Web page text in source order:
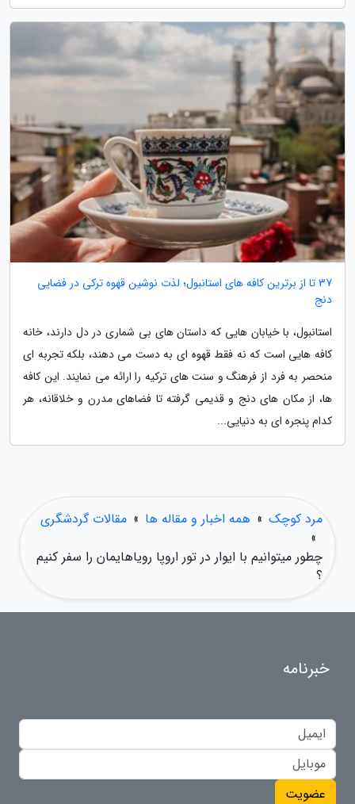
37 تا از برترین کافه های استانبول؛ لذت نوشین قهوه ترکی در فضایی
دنج
استانبول، با خیابان هایی که داستان های بی شماری در دل دارند، خانه
کافه هایی است که نه فقط قهوه ای به دست می دهند، بلکه تجربه ای
منحصر به فرد از فرهنگ و سنت های ترکیه را ارائه می نمایند. این کافه
ها، از مکان های دنج و قدیمی گرفته تا فضاهای مدرن و خلاقانه، هر
کدام پنجره ای به دنیایی...
مرد کوچک » همه اخبار و مقاله ها » مقالات گردشگری
»
چطور میتوانیم با ایوار در تور اروپا رویاهایمان را سفر کنیم
؟
خبرنامه
عضویت